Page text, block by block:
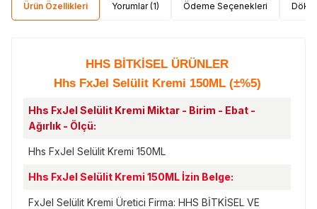
Ürün Özellikleri Yorumlar (1) Ödeme Seçenekleri
HHS BİTKİSEL ÜRÜNLER
Hhs FxJel Selülit Kremi 150ML (±%5)
Hhs FxJel Selülit Kremi Miktar - Birim - Ebat -
Ağırlık - Ölçü:
Hhs FxJel Selülit Kremi 150ML
Hhs FxJel Selülit Kremi 150ML İzin Belge:
FxJel Selülit Kremi Üretici Firma: HHS BİTKİSEL VE